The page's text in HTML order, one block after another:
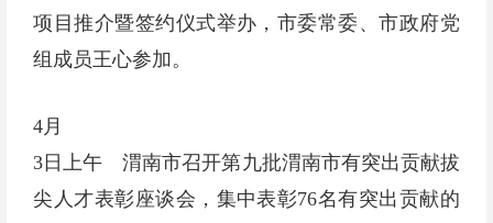
项目推介暨签约仪式举办，市委常委、市政府党
组成员王心参加。
4月
3日上午 渭南市召开第九批渭南市有突出贡献拔
尖人才表彰座谈会，集中表彰76名有突出贡献的